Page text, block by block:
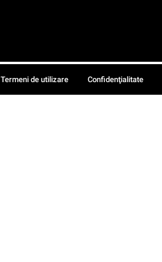
Termeni de utilizare Confidenţialitate